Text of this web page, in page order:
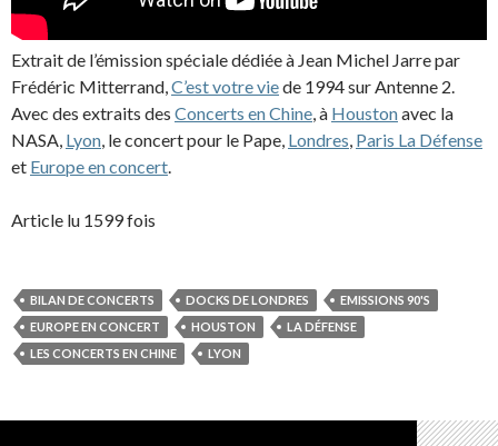
Extrait de l’émission spéciale dédiée à Jean Michel Jarre par
Frédéric Mitterrand,C’est votre viede 1994 sur Antenne 2.
Avec des extraits des Concerts en Chine, à Houstonavec la
NASA, Lyon, le concert pour le Pape, Londres, Paris La Défense
et Europe en concert.
Article lu 1599 fois
BILAN DE CONCERTS DOCKS DE LONDRES
EMISSIONS 90'S
EUROPE EN CONCERT
HOUSTON
LA DÉFENSE
LES CONCERTS EN CHINE
LYON